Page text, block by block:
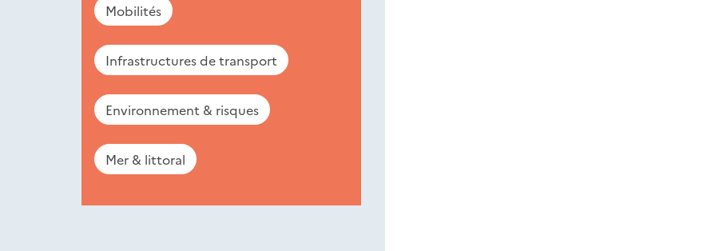
Mobilités
Infrastructures de transport
Environnement & risques
Mer & littoral